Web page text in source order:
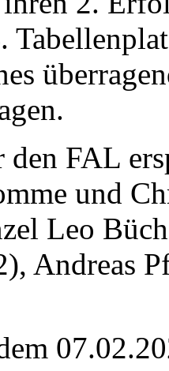
den FAL
und
Leo
Andreas